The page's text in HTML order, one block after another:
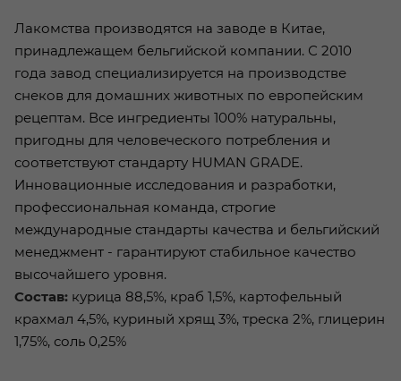
Лакомства производятся на заводе в Китае,
принадлежащем бельгийской компании. С 2010
года завод специализируется на производстве
снеков для домашних животных по европейским
рецептам. Все ингредиенты 100% натуральны,
пригодны для человеческого потребления и
соответствуют стандарту HUMAN GRADE.
Инновационные исследования и разработки,
профессиональная команда, строгие
международные стандарты качества и бельгийский
менеджмент - гарантируют стабильное качество
высочайшего уровня.
Состав: курица 88,5%, краб 1,5%, картофельный
крахмал 4,5%, куриный хрящ 3%, треска 2%, глицерин
1,75%, соль 0,25%